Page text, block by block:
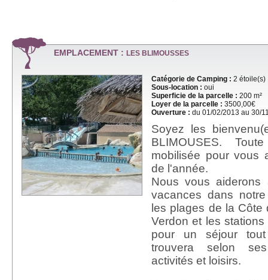
EMPLACEMENT : LES BLIMOUSSES
Catégorie de Camping : 2 étoile(s)
Sous-location : oui
Superficie de la parcelle : 200 m²
Loyer de la parcelle : 3500,00€
Ouverture : du 01/02/2013 au 30/
Soyez les
BLIMOUSES.
mobilisée pour vous
de l'année.
Nous vous
vacances dans
les plages de la
Verdon et les
pour un séjour
trouvera selon
activités et loisirs.